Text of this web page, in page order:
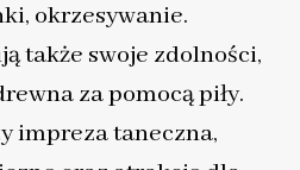
okrzesywanie.
także swoje zdolności,
za pomocą piły.
impreza taneczna,